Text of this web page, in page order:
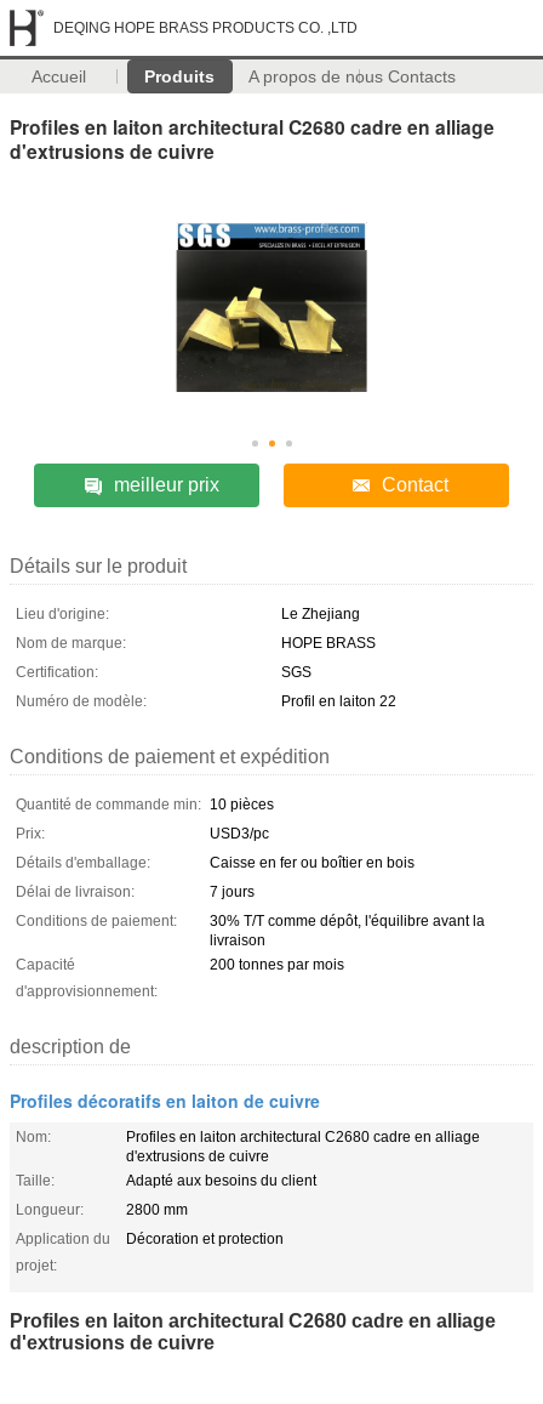
DEQING HOPE BRASS PRODUCTS CO. ,LTD
Accueil Produits A propos de nous Contacts
Profiles en laiton architectural C2680 cadre en alliage
d'extrusions de cuivre
meilleur prix Contact
Détails sur le produit
Lieu d'origine:
Le Zhejiang
Nom de marque:
HOPE BRASS
Certification:
SGS
Numéro de modèle:
Profil en laiton 22
Conditions de paiement et expédition
Quantité de commande min: 10 pièces
Prix:
USD3/pc
Détails d'emballage:
Caisse en fer ou boîtier en bois
Délai de livraison:
7 jours
Conditions de paiement:
30% T/T comme dépôt, l'équilibre avant la
livraison
Capacité
d'approvisionnement:
200 tonnes par mois
description de
Profiles décoratifs en laiton de cuivre
Nom:
Profiles en laiton architectural C2680 cadre en alliage
d'extrusions de cuivre
Taille:
Adapté aux besoins du client
Longueur:
2800 mm
Application du
projet:
Décoration et protection
Profiles en laiton architectural C2680 cadre en alliage
d'extrusions de cuivre